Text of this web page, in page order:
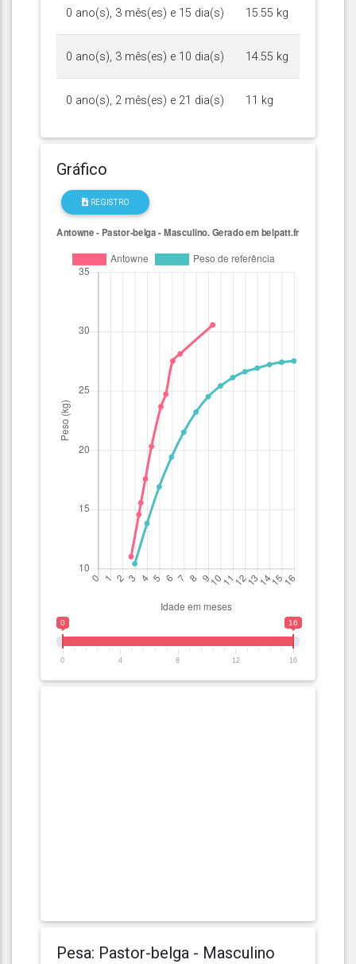
0 ano(s), 3 mês(es) e 15 dia(s) 15.55 kg
0 ano(s), 3 mês(es) e 10 dia(s) 14.55 kg
0 ano(s), 2 mês(es) e 21 dia(s) 11 kg
Gráfico
REGISTRO
0 16
0 4 8 12 16
Pesa: Pastor-belga - Masculino